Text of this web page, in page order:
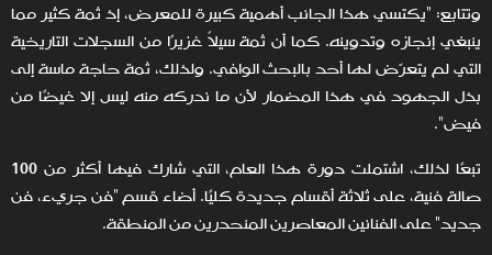
وتتابع: "يكتسي هذا الجانب أهمية كبيرة للمعرض، إذ ثمة كثير مما
ينبغي إنجازه وتدوينه. كما أن ثمة سيلاً غزيرًا من السجلات التاريخية
التي لم يتعرّض لها أحد بالبحث الوافي. ولذلك، ثمة حاجة ماسة إلى
بذل الجهود في هذا المضمار لأن ما ندركه منه ليس إلا غيضًا من
فيض".
تبعًا لذلك، اشتملت دورة هذا العام، التي شارك فيها أكثر من 100
صالة فنية، على ثلاثة أقسام جديدة كليًا. أضاء قسم "فن جريء، فن
جديد" على الفنانين المعاصرين المنحدرين من المنطقة.